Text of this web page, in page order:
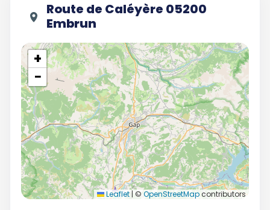
Route de Caléyère 05200
Embrun
+
−
Leaflet | © OpenStreetMapcontributors